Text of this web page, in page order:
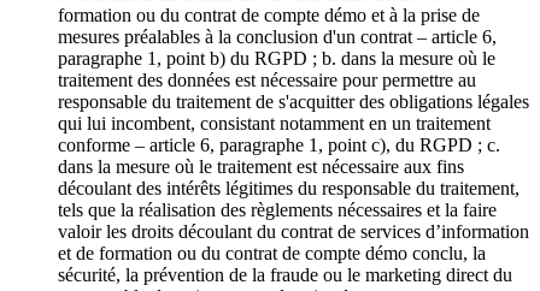
formation ou du contrat de compte démo et à la prise de
mesures préalables à la conclusion d'un contrat – article 6,
paragraphe 1, point b) du RGPD ; b. dans la mesure où le
traitement des données est nécessaire pour permettre au
responsable du traitement de s'acquitter des obligations légales
qui lui incombent, consistant notamment en un traitement
conforme – article 6, paragraphe 1, point c), du RGPD ; c.
dans la mesure où le traitement est nécessaire aux fins
découlant des intérêts légitimes du responsable du traitement,
tels que la réalisation des règlements nécessaires et la faire
valoir les droits découlant du contrat de services d’information
et de formation ou du contrat de compte démo conclu, la
sécurité, la prévention de la fraude ou le marketing direct du